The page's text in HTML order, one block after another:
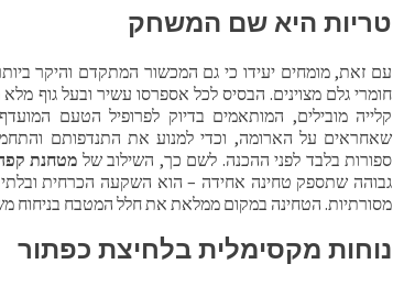
טריות היא שם המשחק
עם זאת, מומחים יעידו כי גם המכשור המתקדם והיקר
חומרי גלם מצוינים. הבסיס לכל אספרסו עשיר ובעל גוף
קלייה מובילים, המותאמים בדיוק לפרופיל הטעם
שאחראים על הארומה, וכדי למנוע את התנדפותם
ספורות בלבד לפני ההכנה. לשם כך, השילוב של מטחנת
גבוהה שתספק טחינה אחידה – הוא השקעה הכרחית ובלתי
מסורתיות. הטחינה במקום ממלאת את חלל המטבח בניחוח
נוחות מקסימלית בלחיצת כפתור